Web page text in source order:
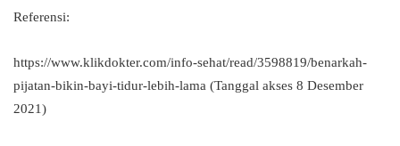
Referensi:
https://www.klikdokter.com/info-sehat/read/3598819/benarkah-
pijatan-bikin-bayi-tidur-lebih-lama (Tanggal akses 8 Desember
2021)